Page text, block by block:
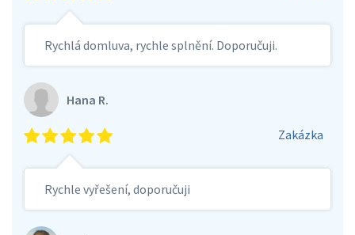
Rychlá domluva, rychle splnění. Doporučuji.
Hana R.
Zakázka
Rychle vyřešení, doporučuji